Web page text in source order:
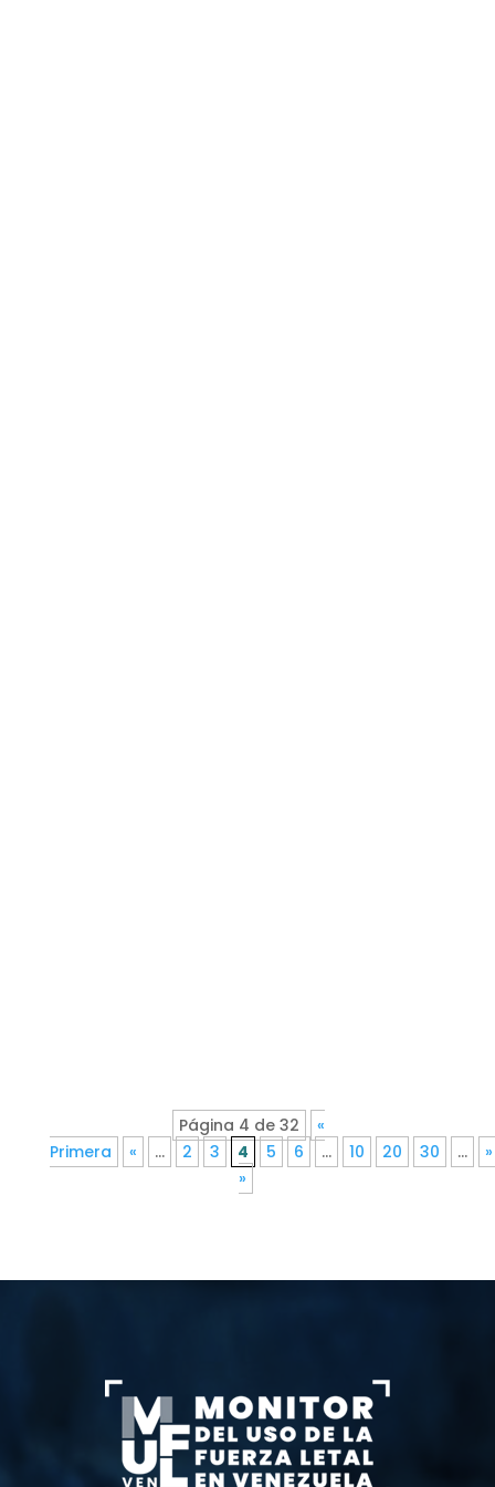
Página 4 de 32
«
Primera
« ... 2 3 4 5 6 ... 10 20 30 ...
»
»